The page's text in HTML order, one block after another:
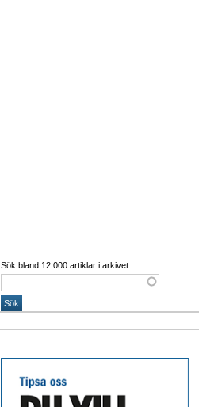
Sök bland 12.000 artiklar i arkivet: